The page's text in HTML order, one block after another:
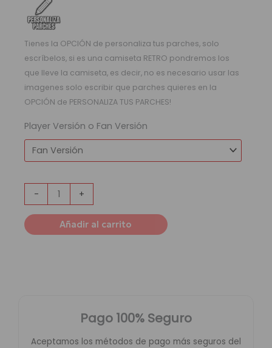
Tienes la OPCIÓN de personaliza tus parches, solo
escríbelos, si es una camiseta RETRO pondremos los
que lleve la camiseta, es decir, no es necesario usar las
imagenes solo escribir que parches quieres en la
OPCIÓN de PERSONALIZA TUS PARCHES!
Player Versión o Fan Versión
- +
Añadir al carrito
Pago 100% Seguro
Aceptamos los métodos de pago más seguros del